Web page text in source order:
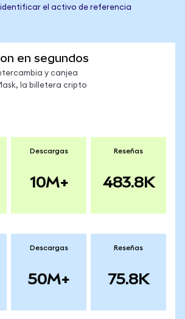
el activo de referencia
en segundos
y canjea
la billetera cripto
Descargas
10M+
Reseñas
483.8K
Descargas
50M+
Reseñas
75.8K